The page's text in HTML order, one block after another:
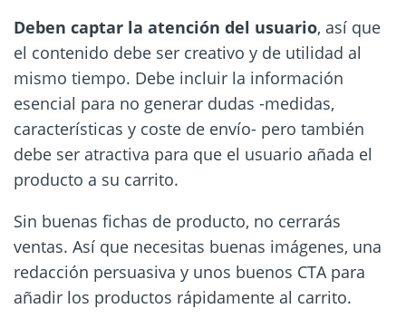
Deben captar la atención del usuario, así que
el contenido debe ser creativo y de utilidad al
mismo tiempo. Debe incluir la información
esencial para no generar dudas -medidas,
características y coste de envío- pero también
debe ser atractiva para que el usuario añada el
producto a su carrito.
Sin buenas fichas de producto, no cerrarás
ventas. Así que necesitas buenas imágenes, una
redacción persuasiva y unos buenos CTA para
añadir los productos rápidamente al carrito.